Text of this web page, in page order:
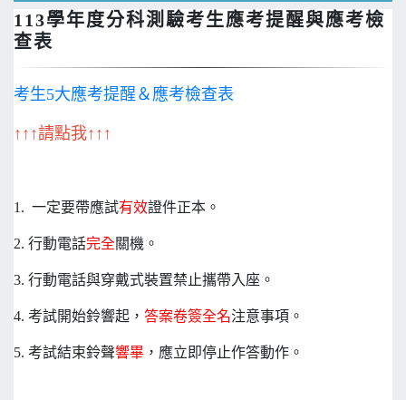
113學年度分科測驗考生應考提醒與應考檢
查表
考生5大應考提醒＆應考檢查表
↑↑↑請點我↑↑↑
1. 一定要帶應試有效證件正本。
2. 行動電話完全關機。
3. 行動電話與穿戴式裝置禁止攜帶入座。
4. 考試開始鈴響起， 答案卷簽全名注意事項。
5. 考試結束鈴聲響畢 ，應立即停止作答動作。